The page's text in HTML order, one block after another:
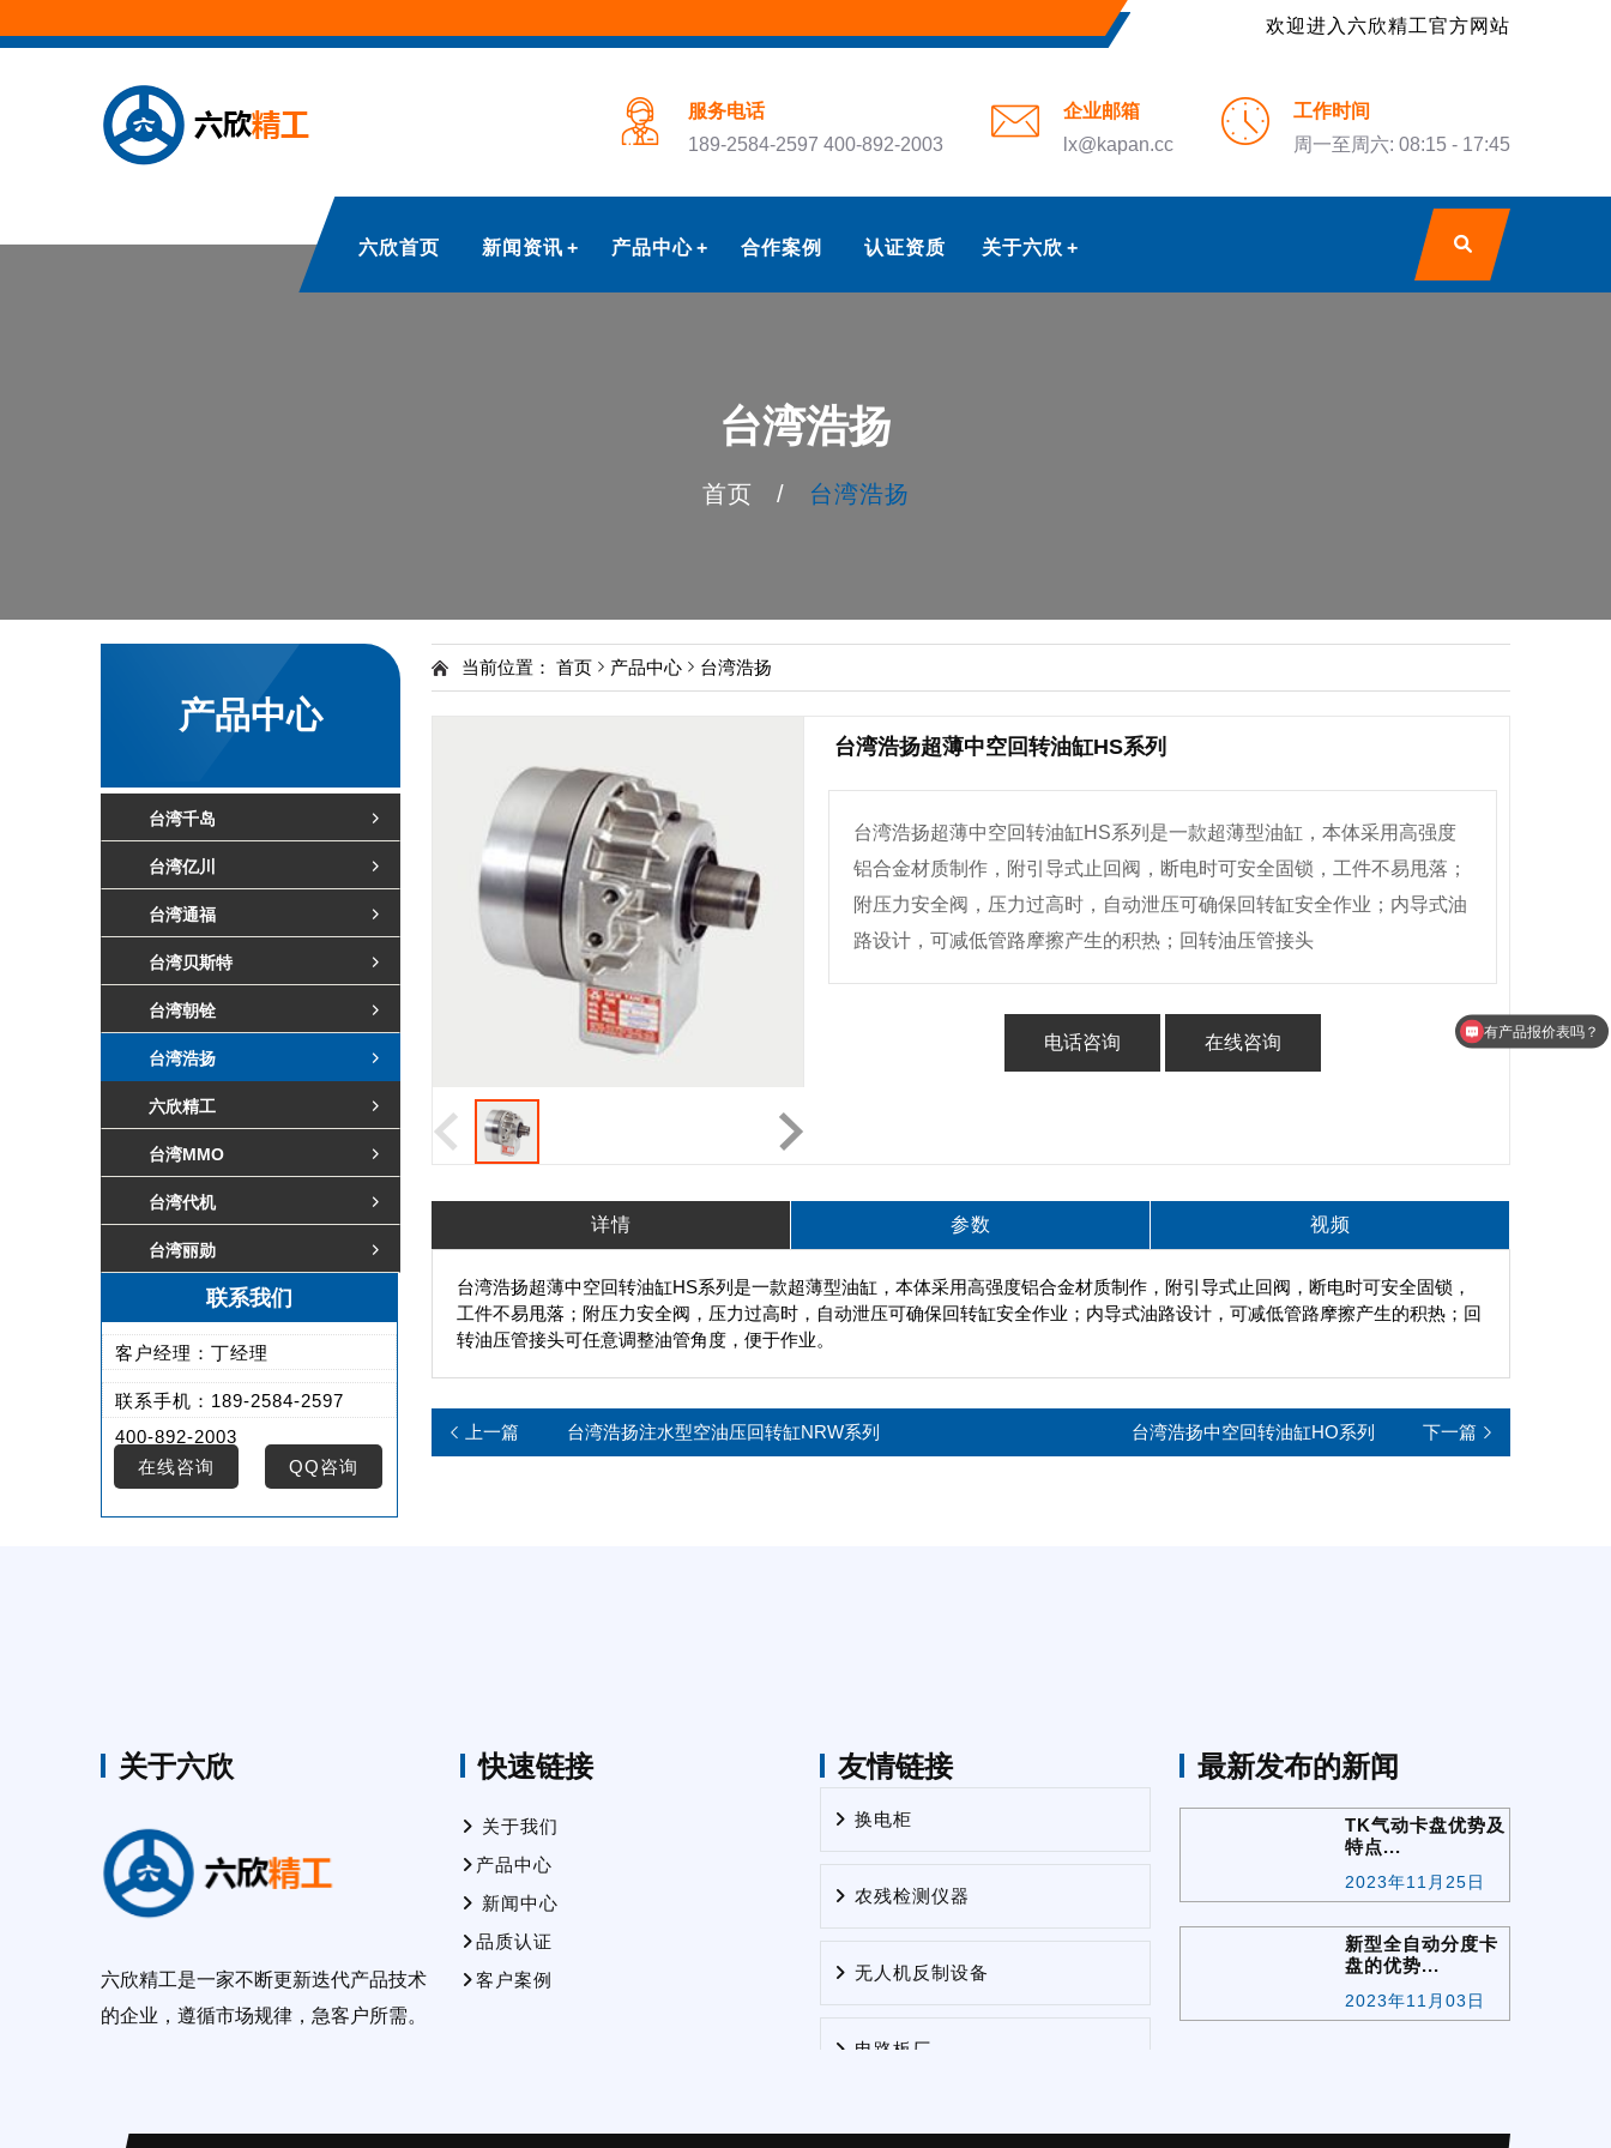
欢迎进入六欣精工官方网站
服务电话
189-2584-2597 400-892-2003
企业邮箱
lx@kapan.cc
工作时间
周一至周六: 08:15 - 17:45
六欣首页 新闻资讯 产品中心 合作案例 认证资质 关于六欣
台湾浩扬
首页 / 台湾浩扬
产品中心
台湾千岛
台湾亿川
台湾通福
台湾贝斯特
台湾朝铨
台湾浩扬
六欣精工
台湾MMO
台湾代机
台湾丽勋
联系我们
客户经理：丁经理
联系手机：189-2584-2597
400-892-2003
在线咨询
QQ咨询
当前位置： 首页 产品中心 台湾浩扬
台湾浩扬超薄中空回转油缸HS系列
台湾浩扬超薄中空回转油缸HS系列是一款超薄型油缸，本体采用高强度
铝合金材质制作，附引导式止回阀，断电时可安全固锁，工件不易甩落；
附压力安全阀，压力过高时，自动泄压可确保回转缸安全作业；内导式油
路设计，可减低管路摩擦产生的积热；回转油压管接头
电话咨询 在线咨询
详情 参数 视频
台湾浩扬超薄中空回转油缸HS系列是一款超薄型油缸，本体采用高强度铝合金材质制作，附引导式止回阀，断电时可安全固锁，
工件不易甩落；附压力安全阀，压力过高时，自动泄压可确保回转缸安全作业；内导式油路设计，可减低管路摩擦产生的积热；回
转油压管接头可任意调整油管角度，便于作业。
上一篇 台湾浩扬注水型空油压回转缸NRW系列 台湾浩扬中空回转油缸HO系列 下一篇
关于六欣
六欣精工是一家不断更新迭代产品技术
的企业，遵循市场规律，急客户所需。
快速链接
关于我们
产品中心
新闻中心
品质认证
客户案例
友情链接
换电柜
农残检测仪器
无人机反制设备
电路板厂
最新发布的新闻
TK气动卡盘优势及
特点...
2023年11月25日
新型全自动分度卡
盘的优势...
2023年11月03日
有产品报价表吗？